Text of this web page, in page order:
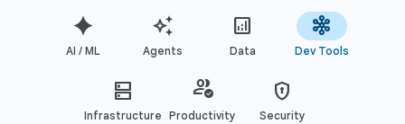
AI / ML Agents Data Dev Tools
Infrastructure Productivity Security